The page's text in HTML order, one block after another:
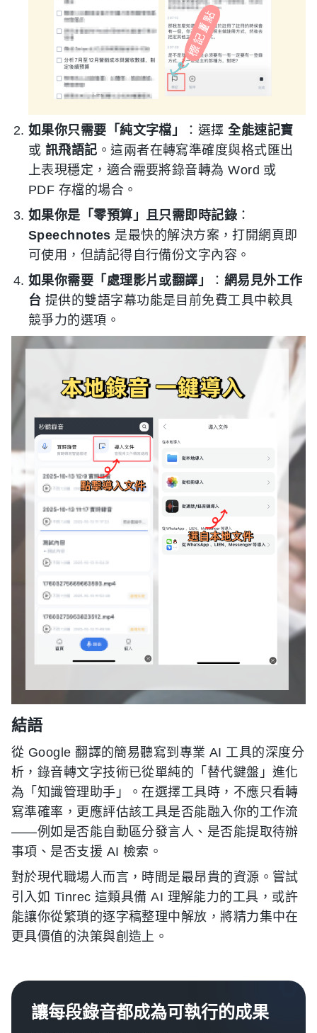
如果你只需要「純文字檔」 ：選擇全能速記寶
或 訊飛語記 。這兩者在轉寫準確度與格式匯出
上表現穩定，適合需要將錄音轉為 Word 或
PDF 存檔的場合。
如果你是「零預算」且只需即時記錄 ：
Speechnotes 是最快的解決方案，打開網頁即
可使用，但請記得自行備份文字內容。
如果你需要「處理影片或翻譯」
： 網易見外工作
台 提供的雙語字幕功能是目前免費工具中較具
競爭力的選項。
結語
從 Google 翻譯的簡易聽寫到專業 AI 工具的深度分
析，錄音轉文字技術已從單純的「替代鍵盤」進化
為「知識管理助手」。在選擇工具時，不應只看轉
寫準確率，更應評估該工具是否能融入你的工作流
——例如是否能自動區分發言人、是否能提取待辦
事項、是否支援 AI 檢索。
對於現代職場人而言，時間是最昂貴的資源。嘗試
引入如 Tinrec 這類具備 AI 理解能力的工具，或許
能讓你從繁瑣的逐字稿整理中解放，將精力集中在
更具價值的決策與創造上。
讓每段錄音都成為可執行的成果